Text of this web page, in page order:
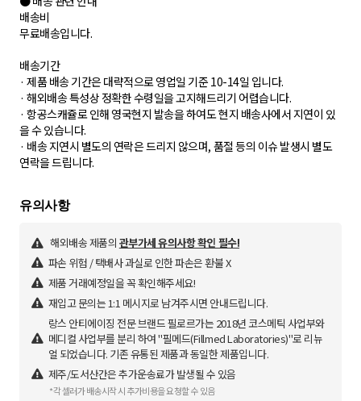
배송비
무료배송입니다.
배송기간
· 제품 배송 기간은 대략적으로 영업일 기준 10-14일 입니다.
· 해외배송 특성상 정확한 수령일을 고지해드리기 어렵습니다.
· 항공스캐쥴로 인해 영국현지 발송을 하여도 현지 배송사에서 지연이 있
을 수 있습니다.
· 배송 지연시 별도의 연락은 드리지 않으며, 품절 등의 이슈 발생시 별도
연락을 드립니다.
유의사항
해외배송 제품의 관부가세 유의사항 확인 필수!
파손 위험 / 택배사 과실로 인한 파손은 환불 X
제품 거래예정일을 꼭 확인해주세요!
재입고 문의는 1:1 메시지로 남겨주시면 안내드립니다.
랑스 안티에이징 전문 브랜드 필로르가는 2018년 코스메틱 사업부와
메디컬 사업부를 분리 하여 "필메드(Fillmed Laboratories)"로 리뉴
얼 되었습니다. 기존 유통된 제품과 동일한 제품입니다.
제주/도서산간은 추가운송료가 발생될 수 있음
*각 셀러가 배송시작 시 추가비용을 요청할 수 있음